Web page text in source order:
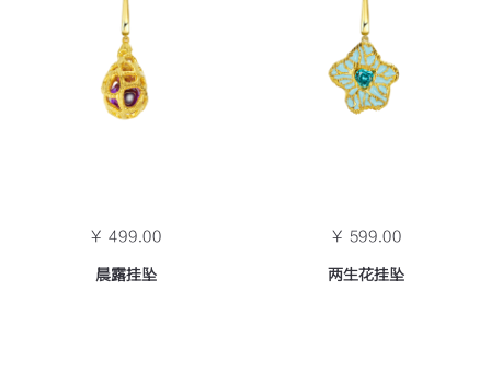
￥ 499.00
晨露挂坠
￥ 599.00
两生花挂坠